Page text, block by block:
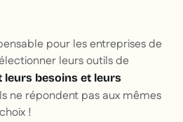
pour les entreprises de
leurs outils de
leurs besoins et leurs
ne répondent pas aux mêmes
!